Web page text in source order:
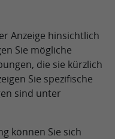
Anzeige hinsichtlich
Sie mögliche
die sie kürzlich
Sie spezifische
sind unter
können Sie sich